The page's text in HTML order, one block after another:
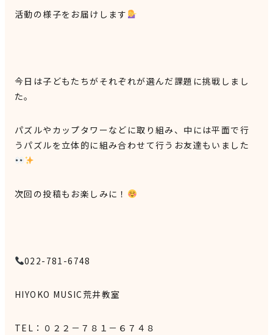
活動の様子をお届けします
今日は子どもたちがそれぞれが選んだ課題に挑戦しまし
た。
パズルやカップタワーなどに取り組み、中には平面で行
うパズルを立体的に組み合わせて行うお友達もいました
次回の投稿もお楽しみに！
022-781-6748
HIYOKO MUSIC荒井教室
TEL ：０２２－７８１－６７４８